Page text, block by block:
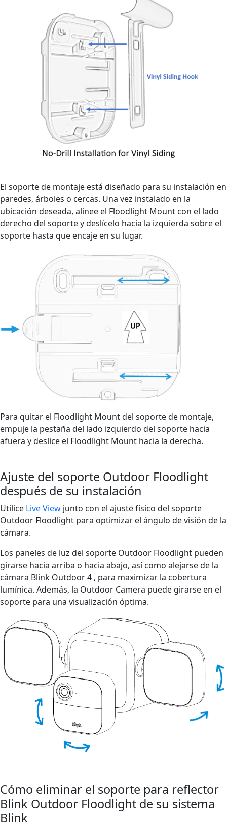
El soporte de montaje está diseñado para su instalación en
paredes, árboles o cercas. Una vez instalado en la
ubicación deseada, alinee el Floodlight Mount con el lado
derecho del soporte y deslícelo hacia la izquierda sobre el
soporte hasta que encaje en su lugar.
Para quitar el Floodlight Mount del soporte de montaje,
empuje la pestaña del lado izquierdo del soporte hacia
afuera y deslice el Floodlight Mount hacia la derecha.
Ajuste del soporte Outdoor Floodlight
después de su instalación
Utilice Live View junto con el ajuste físico del soporte
Outdoor Floodlight para optimizar el ángulo de visión de la
cámara.
Los paneles de luz del soporte Outdoor Floodlight pueden
girarse hacia arriba o hacia abajo, así como alejarse de la
cámara Blink Outdoor 4 , para maximizar la cobertura
lumínica. Además, la Outdoor Camera puede girarse en el
soporte para una visualización óptima.
Cómo eliminar el soporte para reflector
Blink Outdoor Floodlight de su sistema
Blink